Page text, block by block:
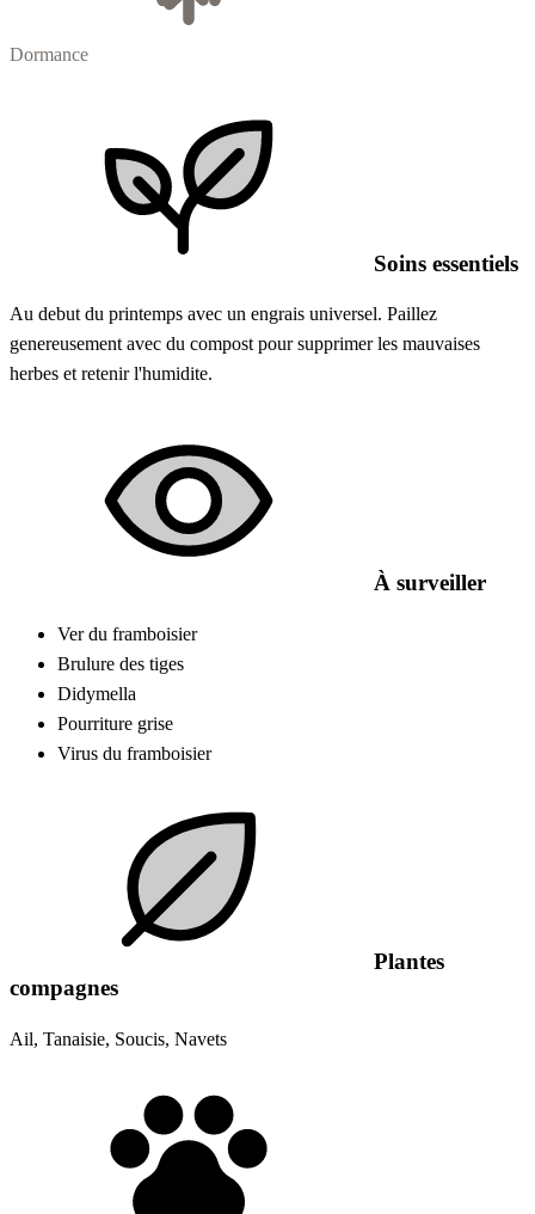
Dormance
Soins essentiels
Au debut du printemps avec un engrais universel. Paillez
genereusement avec du compost pour supprimer les mauvaises
herbes et retenir l'humidite.
À surveiller
Ver du framboisier
Brulure des tiges
Didymella
Pourriture grise
Virus du framboisier
Plantes
compagnes
Ail, Tanaisie, Soucis, Navets